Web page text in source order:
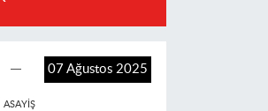
07 Ağustos 2025
ASAYIŞ